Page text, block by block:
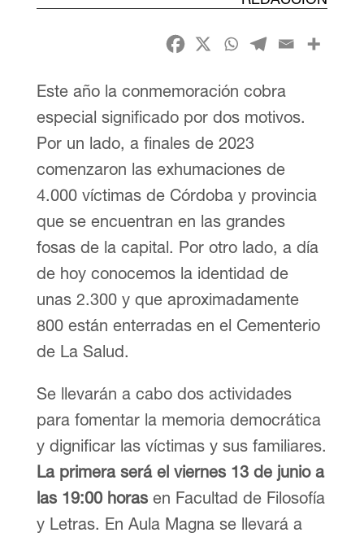
Este año la conmemoración cobra
especial significado por dos motivos.
Por un lado, a finales de 2023
comenzaron las exhumaciones de
4.000 víctimas de Córdoba y provincia
que se encuentran en las grandes
fosas de la capital. Por otro lado, a día
de hoy conocemos la identidad de
unas 2.300 y que aproximadamente
800 están enterradas en el Cementerio
de La Salud.
Se llevarán a cabo dos actividades
para fomentar la memoria democrática
y dignificar las víctimas y sus familiares.
La primera será el viernes 13 de junio a
las 19:00 horasen Facultad de Filosofía
y Letras. En Aula Magna se llevará a